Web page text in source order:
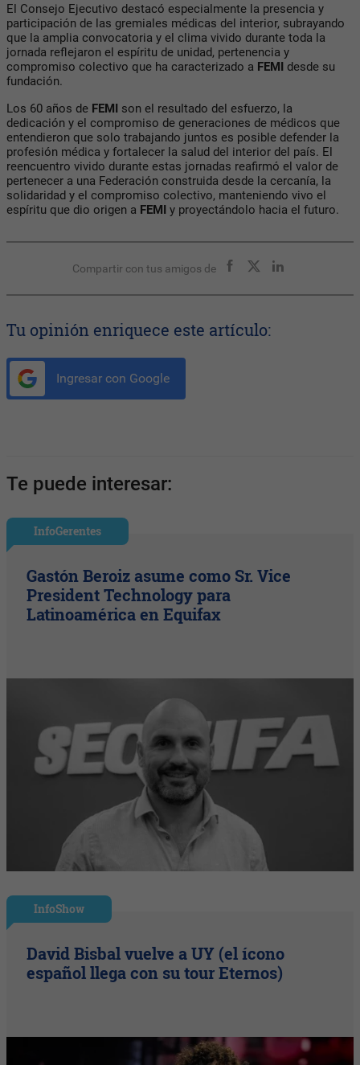
El Consejo Ejecutivo destacó especialmente la presencia y
participación de las gremiales médicas del interior, subrayando
que la amplia convocatoria y el clima vivido durante toda la
jornada reflejaron el espíritu de unidad, pertenencia y
compromiso colectivo que ha caracterizado a FEMI desde su
fundación.
Los 60 años de FEMI son el resultado del esfuerzo, la
dedicación y el compromiso de generaciones de médicos que
entendieron que solo trabajando juntos es posible defender la
profesión médica y fortalecer la salud del interior del país. El
reencuentro vivido durante estas jornadas reafirmó el valor de
pertenecer a una Federación construida desde la cercanía, la
solidaridad y el compromiso colectivo, manteniendo vivo el
espíritu que dio origen a FEMI y proyectándolo hacia el futuro.
Compartir con tus amigos de
Tu opinión enriquece este artículo:
Ingresar con Google
Te puede interesar:
InfoGerentes
Gastón Beroiz asume como Sr. Vice
President Technology para
Latinoamérica en Equifax
InfoShow
David Bisbal vuelve a UY (el ícono
español llega con su tour Eternos)